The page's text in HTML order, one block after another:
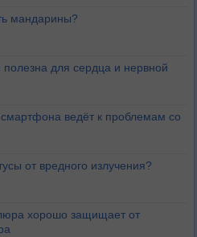
мандарины?
для сердца и нервной
смартфона ведёт к проблемам со
от вредного излучения?
хорошо защищает от